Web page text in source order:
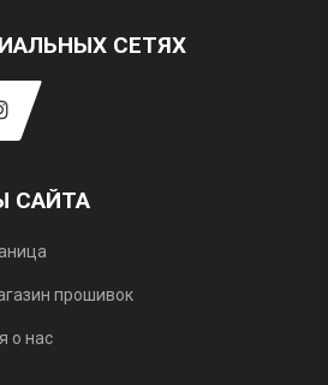
СЕТЯХ
САЙТА
прошивок
о нас